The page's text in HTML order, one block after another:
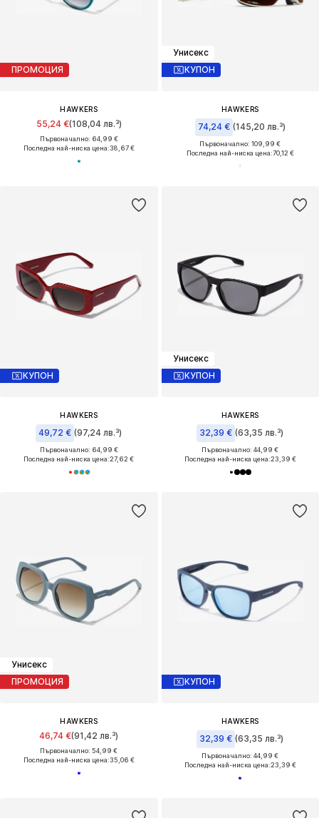
ПРОМОЦИЯ
HAWKERS
55,24 €(108,04 лв.³)
Първоначално: 64,99 €
Последна най-ниска цена:38,67 €
Унисекс
КУПОН
HAWKERS
74,24 € (145,20 лв.³)
Първоначално: 109,99 €
Последна най-ниска цена:70,12 €
КУПОН
HAWKERS
49,72 € (97,24 лв.³)
Първоначално: 64,99 €
Последна най-ниска цена:27,62 €
Унисекс
КУПОН
HAWKERS
32,39 € (63,35 лв.³)
Първоначално: 44,99 €
Последна най-ниска цена:23,39 €
Унисекс
ПРОМОЦИЯ
HAWKERS
46,74 €(91,42 лв.³)
Първоначално: 54,99 €
Последна най-ниска цена:35,06 €
КУПОН
HAWKERS
32,39 € (63,35 лв.³)
Първоначално: 44,99 €
Последна най-ниска цена:23,39 €